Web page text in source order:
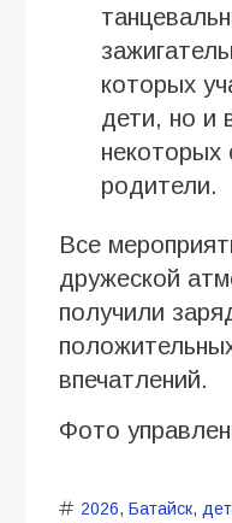
которых
дети, но и
родители.
Все
дружеской
получили
впечатлений.
Фото
2026, Батайск,